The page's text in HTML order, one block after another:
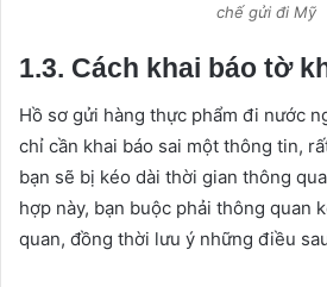
chế gửi đi Mỹ
1.3. Cách khai báo tờ
Hồ sơ gửi hàng thực phẩm đi nước
chỉ cần khai báo sai một thông tin,
bạn sẽ bị kéo dài thời gian thông
hợp này, bạn buộc phải thông quan
quan, đồng thời lưu ý những điều